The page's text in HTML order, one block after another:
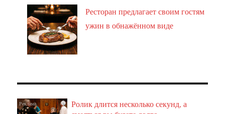
Ресторан предлагает своим гостям
ужин в обнажённом виде
i
Ролик длится несколько секунд, а